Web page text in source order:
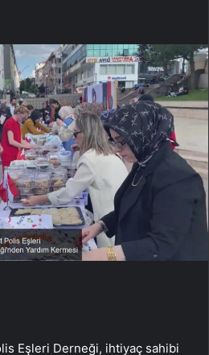
Eşleri Derneği, ihtiyaç sahibi